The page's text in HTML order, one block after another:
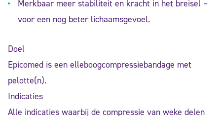
Merkbaar meer stabiliteit en kracht in het breisel –
voor een nog beter lichaamsgevoel.
Doel
Epicomed is een elleboogcompressiebandage met
pelotte(n).
Indicaties
Alle indicaties waarbij de compressie van weke delen